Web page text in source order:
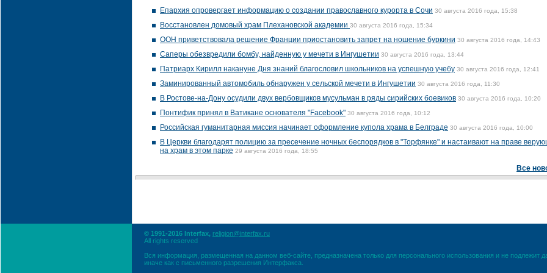
Епархия опровергает информацию о создании православного курорта в Сочи 30 августа 2016 года, 15:38
Восстановлен домовый храм Плехановской академии 30 августа 2016 года, 15:34
ООН приветствовала решение Франции приостановить запрет на ношение буркини 30 августа 2016 года, 14:43
Саперы обезвредили бомбу, найденную у мечети в Ингушетии 30 августа 2016 года, 13:44
Патриарх Кирилл накануне Дня знаний благословил школьников на успешную учебу 30 августа 2016 года, 12:41
Заминированный автомобиль обнаружен у сельской мечети в Ингушетии 30 августа 2016 года, 11:30
В Ростове-на-Дону осудили двух вербовщиков мусульман в ряды сирийских боевиков 30 августа 2016 года, 10:20
Понтифик принял в Ватикане основателя "Facebook" 30 августа 2016 года, 10:12
Российская гуманитарная миссия начинает оформление купола храма в Белграде 30 августа 2016 года, 10:00
В Церкви благодарят полицию за пресечение ночных беспорядков в "Торфянке" и настаивают на праве
на храм в этом парке 29 августа 2016 года, 18:55
Все
© 1991-2016 Interfax, religion@interfax.ru
All rights reserved
Вся информация, размещенная на данном веб-сайте, предназначена только для персонального использования и не
иначе как с письменного разрешения Интерфакса.